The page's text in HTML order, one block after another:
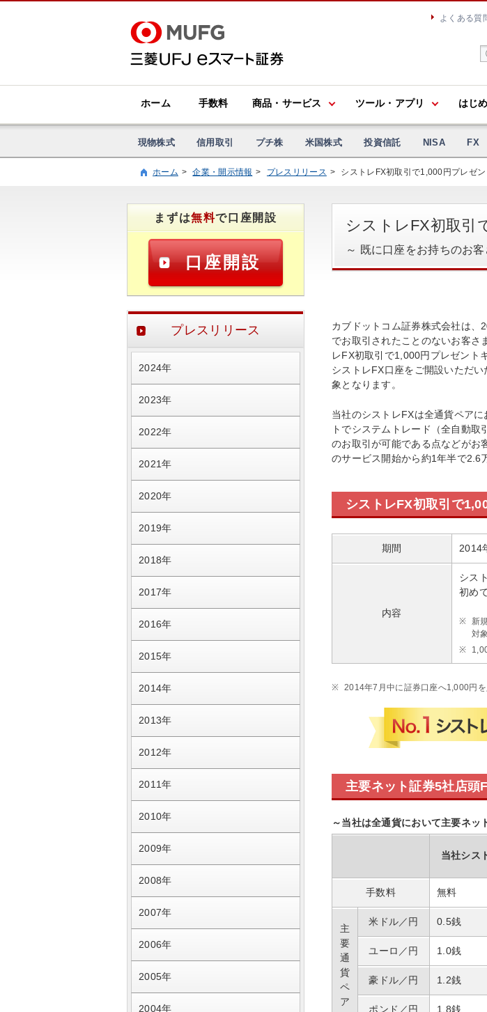
よくある質
ホーム 手数料 商品・サービス ツール・アプリ はじ
現物株式 信用取引 プチ株 米国株式 投資信託 NISA FX
ホーム 企業・開示情報 プレスリリース シストレFX初取引で1,000円プレゼ
シストレFX初取引
～ 既に口座をお持ちのお
カブドットコム証券株式会社は、
でお取引されたことのないお客さ
レFX初取引で1,000円プレゼント
シストレFX口座をご開設いただ
象となります。
当社のシストレFXは全通貨ペア
トでシステムトレード（全自動
のお取引が可能である点などがお
のサービス開始から約1年半で2.6
シストレFX初取引で
期間 2014
内容
シス
初め
※
新
対
※
※ 2014年7月中に証券口座へ1,000円を
主要ネット証券5社店頭
～当社は全通貨において主要ネッ
当社シス
手数料 無料
主
要
通
貨
ペ
ア
米ドル／円 0.5銭
ユーロ／円 1.0銭
豪ドル／円 1.2銭
ポンド／円 1.8銭
まずは無料で口座開設
口座開設
プレスリリース
2024年
2023年
2022年
2021年
2020年
2019年
2018年
2017年
2016年
2015年
2014年
2013年
2012年
2011年
2010年
2009年
2008年
2007年
2006年
2005年
2004年